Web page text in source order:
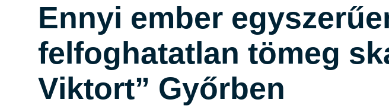
Ennyi ember
felfoghatatlan tömeg
Viktort” Győrben